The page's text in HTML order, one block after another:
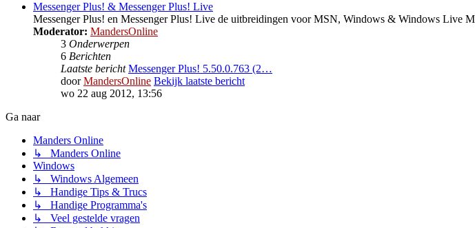
Messenger Plus! & Messenger Plus! Live
Messenger Plus! en Messenger Plus! Live de uitbreidingen voor MSN, Windows & Windows Live
Moderator: MandersOnline
3 Onderwerpen
6 Berichten
Laatste bericht Messenger Plus! 5.50.0.763 (2…
doorMandersOnline Bekijk laatste bericht
wo 22 aug 2012, 13:56
Ga naar
Manders Online
↳ Manders Online
Windows
↳ Windows Algemeen
↳ Handige Tips & Trucs
↳ Handige Programma's
↳ Veel gestelde vragen